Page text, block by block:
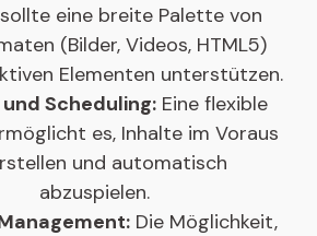
eine breite Palette von
(Bilder, Videos, HTML5)
Elementen unterstützen.
Scheduling:Eine flexible
es, Inhalte im Voraus
und automatisch
abzuspielen.
Die Möglichkeit,